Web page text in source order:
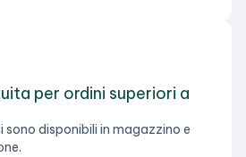
per ordini superiori a
disponibili in magazzino e